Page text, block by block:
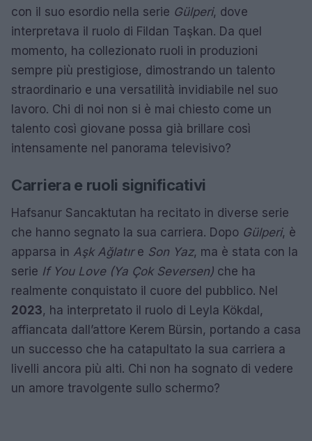
con il suo esordio nella serie Gülperi, dove
interpretava il ruolo di Fildan Taşkan. Da quel
momento, ha collezionato ruoli in produzioni
sempre più prestigiose, dimostrando un talento
straordinario e una versatilità invidiabile nel suo
lavoro. Chi di noi non si è mai chiesto come un
talento così giovane possa già brillare così
intensamente nel panorama televisivo?
Carriera e ruoli significativi
Hafsanur Sancaktutan ha recitato in diverse serie
che hanno segnato la sua carriera. Dopo Gülperi, è
apparsa in Aşk Ağlatıre Son Yaz, ma è stata con la
serie If You Love (Ya Çok Seversen) che ha
realmente conquistato il cuore del pubblico. Nel
2023, ha interpretato il ruolo di Leyla Kökdal,
affiancata dall’attore Kerem Bürsin, portando a casa
un successo che ha catapultato la sua carriera a
livelli ancora più alti. Chi non ha sognato di vedere
un amore travolgente sullo schermo?